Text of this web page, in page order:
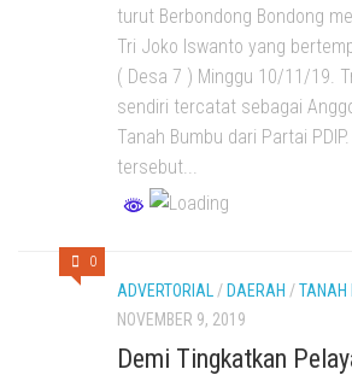
turut Berbondong Bondong
Tri Joko Iswanto yang
( Desa 7 ) Minggu 10/11/19.
sendiri tercatat sebagai
Tanah Bumbu dari Partai
tersebut...
0
ADVERTORIAL /DAERAH /TANAH
NOVEMBER 9, 2019
Demi Tingkatkan